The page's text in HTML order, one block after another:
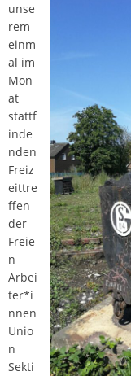
unse
rem
einm
al im
Mon
at
stattf
inde
nden
Freiz
eittre
ffen
der
Freie
n
Arbei
ter*i
nnen
Unio
n
Sekti